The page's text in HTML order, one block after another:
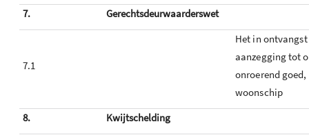
7. Gerechtsdeurwaarderswet
7.1
Het in
aanzegging tot
onroerend
woonschip
8.
Kwijtschelding